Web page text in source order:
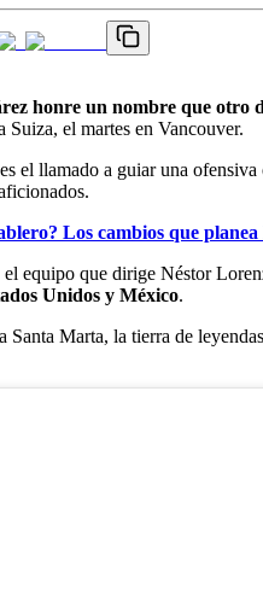
honre un nombre que otro
el martes en Vancouver.
el llamado a guiar una
Los cambios que
equipo que dirige Néstor
Unidos y México.
Santa Marta, la tierra de